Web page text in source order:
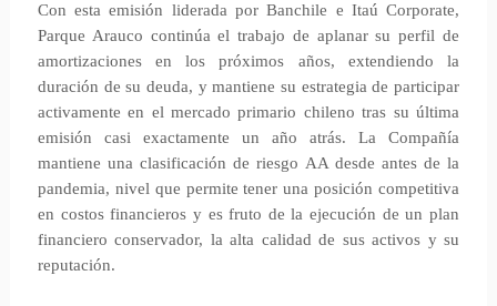
Con esta emisión liderada por Banchile e Itaú Corporate,
Parque Arauco continúa el trabajo de aplanar su perfil de
amortizaciones en los próximos años, extendiendo la
duración de su deuda, y mantiene su estrategia de participar
activamente en el mercado primario chileno tras su última
emisión casi exactamente un año atrás. La Compañía
mantiene una clasificación de riesgo AA desde antes de la
pandemia, nivel que permite tener una posición competitiva
en costos financieros y es fruto de la ejecución de un plan
financiero conservador, la alta calidad de sus activos y su
reputación.